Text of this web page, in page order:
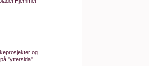
og
"yttersida"